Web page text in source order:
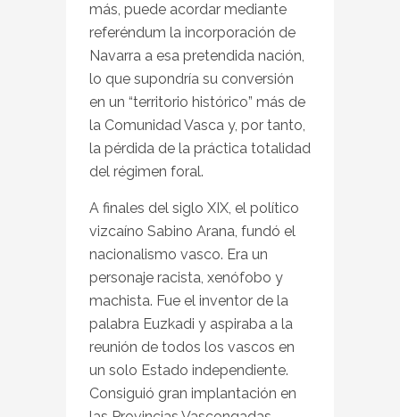
más, puede acordar mediante
referéndum la incorporación de
Navarra a esa pretendida nación,
lo que supondría su conversión
en un “territorio histórico” más de
la Comunidad Vasca y, por tanto,
la pérdida de la práctica totalidad
del régimen foral.
A finales del siglo XIX, el político
vizcaíno Sabino Arana, fundó el
nacionalismo vasco. Era un
personaje racista, xenófobo y
machista. Fue el inventor de la
palabra Euzkadi y aspiraba a la
reunión de todos los vascos en
un solo Estado independiente.
Consiguió gran implantación en